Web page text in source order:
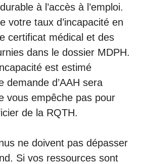
à l’accès à l’emploi.
votre taux d’incapacité en
certificat médical et des
dans le dossier MDPH.
est estimé
demande d’AAH sera
vous empêche pas pour
de la RQTH.
ne doivent pas dépasser
Si vos ressources sont